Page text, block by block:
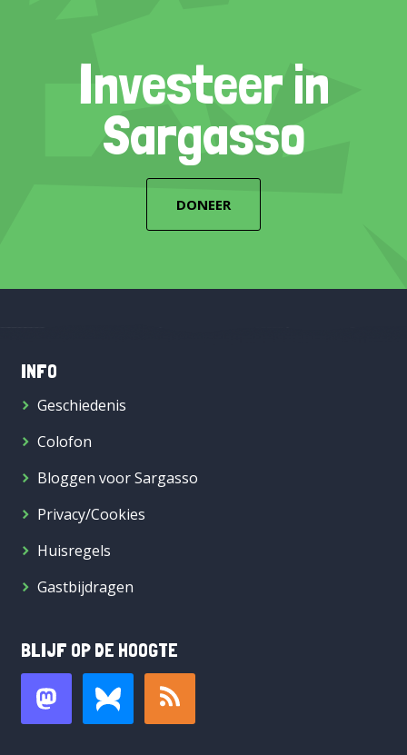
Investeer in
Sargasso
DONEER
INFO
Geschiedenis
Colofon
Bloggen voor Sargasso
Privacy/Cookies
Huisregels
Gastbijdragen
BLIJF OP DE HOOGTE